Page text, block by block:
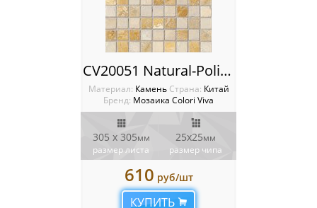
CV20051 Natural-Polished Golden Travertin 2.5x2.5 Мозаика Colori Viva Natural Stone
Материал: Камень Cтрана: Китай
Бренд: Мозаика Colori Viva
305 х 305мм
размер листа
25х25мм
размер чипа
610 руб/шт
КУПИТЬ